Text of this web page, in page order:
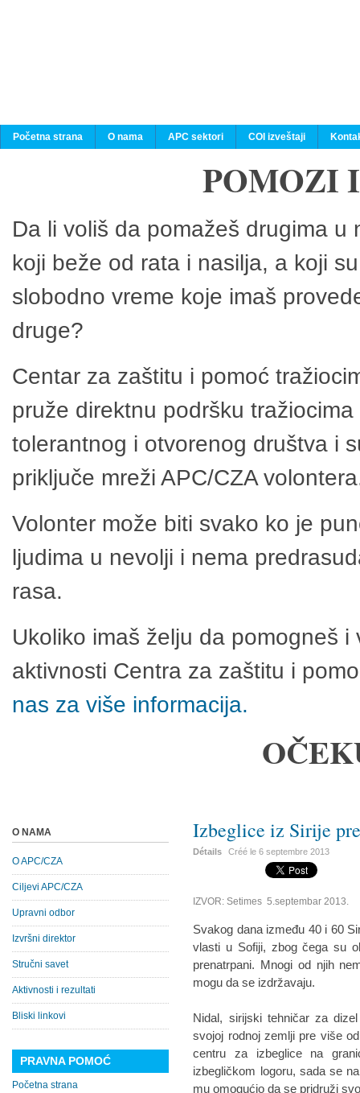
Početna strana O nama APC sektori COI izveštaji
POMOZI
Da li voliš da pomažeš drugima
koji beže od rata i nasilja, a koji
slobodno vreme koje imaš
druge?
Centar za zaštitu i pomoć
pruže direktnu podršku
tolerantnog i otvorenog društva i
priključe mreži APC/CZA
Volonter može biti svako ko je
ljudima u nevolji i nema
rasa.
Ukoliko imaš želju da pomogneš
aktivnosti Centra za zaštitu i
nas za više informacija.
Izbeglice iz Sirije
Détails Créé le6 septembre 2013
IZVOR: Setimes 5.septembar 2013.
Svakog dana između 40 i 60
vlasti u Sofiji, zbog čega su
prenatrpani. Mnogi od njih
mogu da se izdržavaju.
Nidal, sirijski tehničar za
svojoj rodnoj zemlji pre više
centru za izbeglice na
izbegličkom logoru, sada se
mu omogućio da se pridruži
O NAMA
O APC/CZA
Ciljevi APC/CZA
Upravni odbor
Izvršni direktor
Stručni savet
Aktivnosti i rezultati
Bliski linkovi
PRAVNA POMOĆ
Početna strana